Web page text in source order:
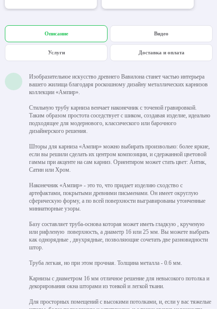
Описание Видео
Услуги Доставка и оплата
Изобразительное искусство древнего Вавилона станет частью интерьера
вашего жилища благодаря роскошному дизайну металлических карнизов
коллекции «Ампир».
Стильную трубу карниза венчает наконечник с точеной гравировкой.
Таким образом простота соседствует с шиком, создавая изделие, идеально
подходящее для модернового, классического или барочного
дизайнерского решения.
Шторы для карниза «Ампир» можно выбирать произвольно: более яркие,
если вы решили сделать их центром композиции, и сдержанной цветовой
гаммы при акценте на сам карниз. Ориентиром может стать цвет: Антик,
Сатин или Хром.
Наконечник «Ампир» - это то, что придает изделию сходство с
артефактами, покрытыми древними письменами. Он имеет округлую
сферическую форму, а по всей поверхности выгравированы утонченные
миниатюрные узоры.
Базу составляет труба-основа которая может иметь гладкую , крученую
или рифленую поверхность, а диаметр 16 или 25 мм. Вы можете выбрать
как однорядные , двухрядные, позволяющие сочетать две разновидности
штор.
Труба легкая, но при этом прочная. Толщина металла - 0.6 мм.
Карнизы с диаметром 16 мм отличное решение для невысокого потолка и
декорирования окна шторами из тонкой и легкой ткани.
Для просторных помещений с высокими потолками, и, если у вас тяжелые